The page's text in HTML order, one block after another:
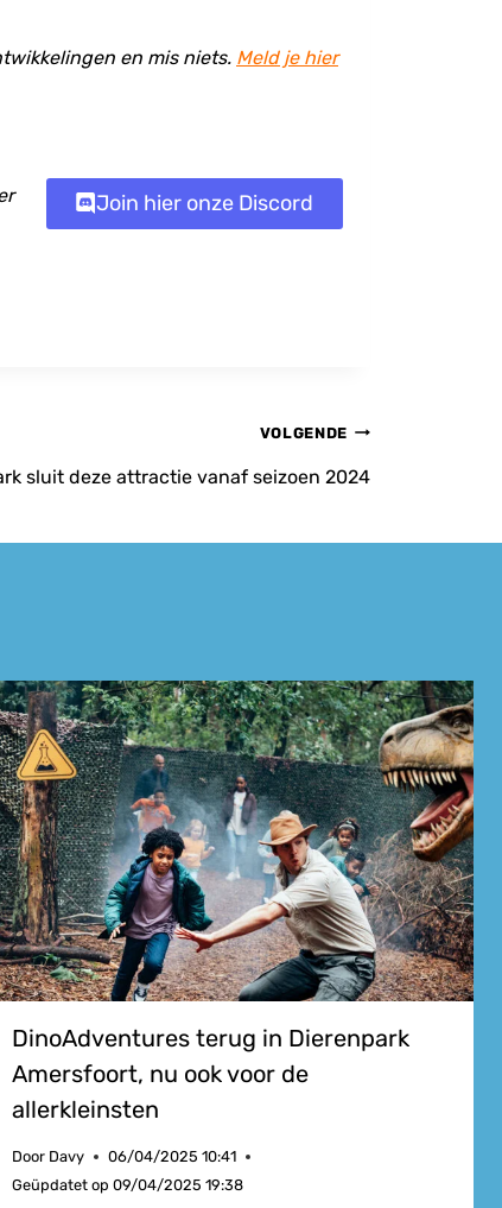
en mis niets. Meld je hier
Join hier onze Discord
VOLGENDE
sluit deze attractie vanaf seizoen 2024
DinoAdventures terug in Dierenpark
Amersfoort, nu ook voor de
allerkleinsten
Door Davy
06/04/2025 10:41
Geüpdatet op 09/04/2025 19:38